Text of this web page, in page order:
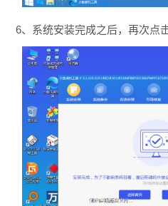
6、系统安装完成之后，再次点